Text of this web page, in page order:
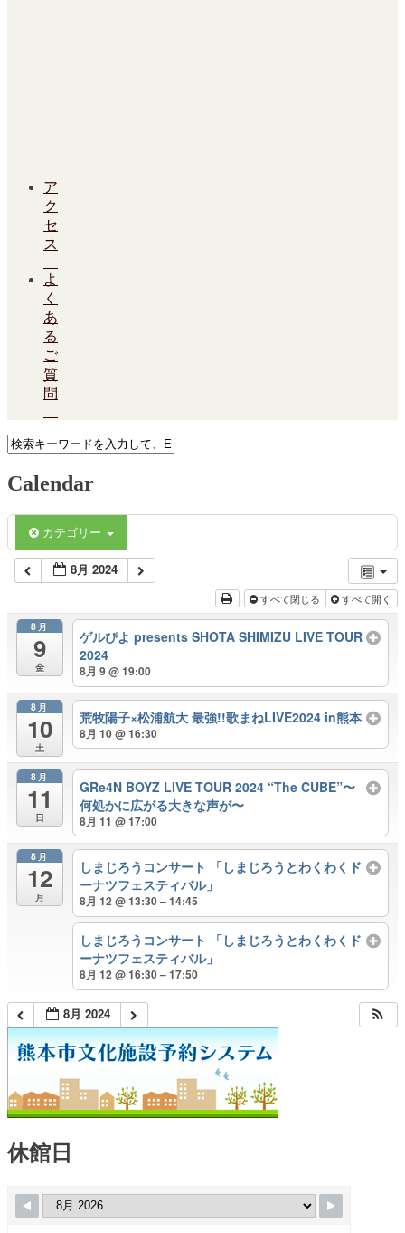
ア
ク
セ
ス
よ
く
あ
る
ご
質
問
Calendar
カテゴリー
8月 2024
すべて閉じる すべて開く
8月
9
金
ゲルぴよ presents SHOTA SHIMIZU LIVE TOUR
2024
8月 9 @ 19:00
8月
10
土
荒牧陽子×松浦航大 最強!!歌まねLIVE2024 in熊本
8月 10 @ 16:30
8月
11
日
GRe4N BOYZ LIVE TOUR 2024 “The CUBE”〜
何処かに広がる大きな声が〜
8月 11 @ 17:00
8月
12
月
しまじろうコンサート 「しまじろうとわくわくド
ーナツフェスティバル」
8月 12 @ 13:30 – 14:45
しまじろうコンサート 「しまじろうとわくわくド
ーナツフェスティバル」
8月 12 @ 16:30 – 17:50
8月 2024
休館日